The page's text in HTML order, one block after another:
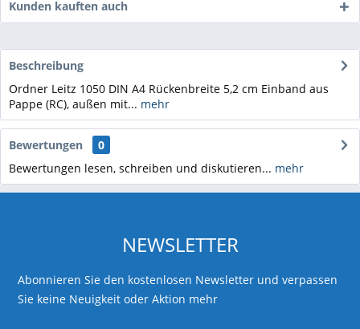
Kunden kauften auch
Beschreibung
Ordner Leitz 1050 DIN A4 Rückenbreite 5,2 cm Einband aus
Pappe (RC), außen mit... mehr
Bewertungen
0
Bewertungen lesen, schreiben und diskutieren... mehr
NEWSLETTER
Abonnieren Sie den kostenlosen Newsletter und verpassen
Sie keine Neuigkeit oder Aktion mehr